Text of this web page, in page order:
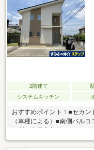
250-9005】または資料請求
ら。 *
*☆* *☆* *
2階建て
システムキッチン
おすすめポイント！■セカ
（車種による）■南側バル
るウォークインクロゼット×